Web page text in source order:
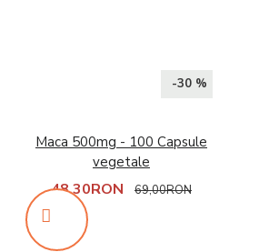
-30 %
Maca 500mg - 100 Capsule
vegetale
48,30RON 69,00RON